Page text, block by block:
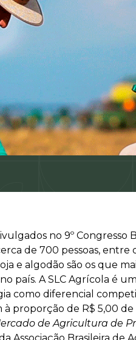
no 9º Congresso
de 700 pessoas, entre
e algodão são os que
país. A SLC Agrícola é
como diferencial
proporção de R$ 5,00 de
de Agricultura de